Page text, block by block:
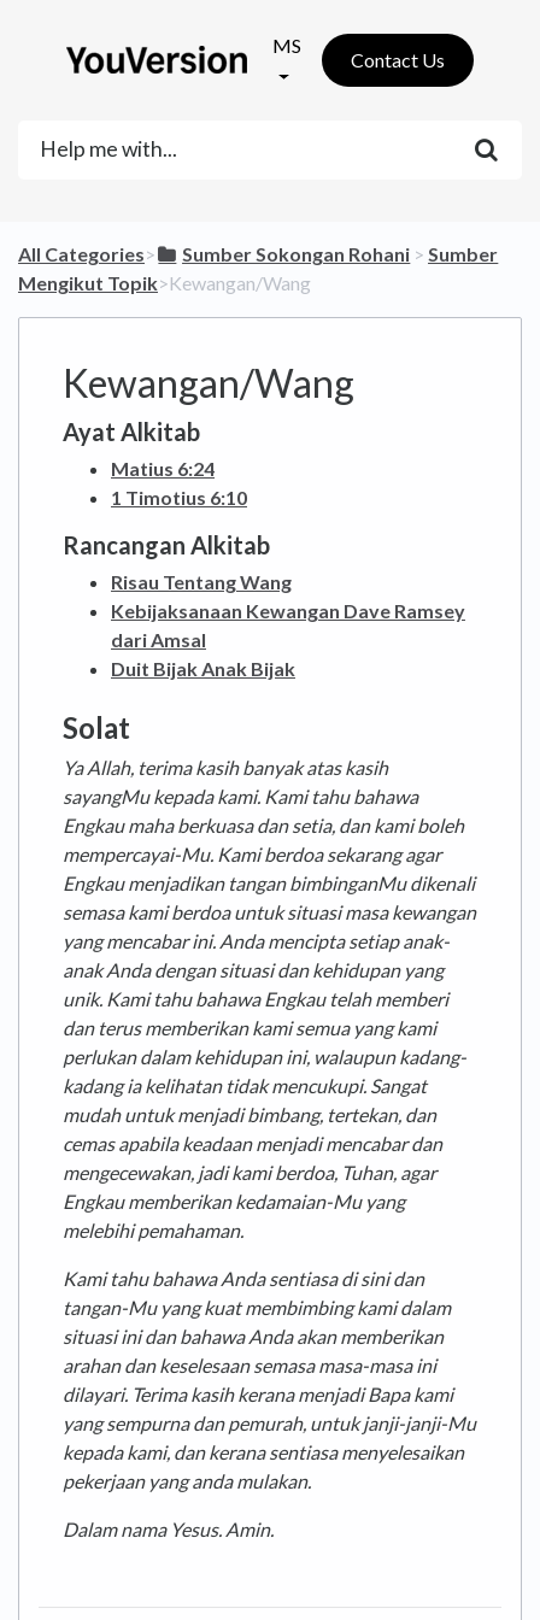
MS
Contact Us
All Categories​>​ ​Sumber Sokongan Rohani ​ > ​​Sumber
Mengikut Topik​>​ Kewangan/Wang
Kewangan/Wang
Ayat Alkitab
Matius 6:24
1 Timotius 6:10
Rancangan Alkitab
Risau Tentang Wang
Kebijaksanaan Kewangan Dave Ramsey
dari Amsal
Duit Bijak Anak Bijak
Solat
Ya Allah, terima kasih banyak atas kasih
sayangMu kepada kami. Kami tahu bahawa
Engkau maha berkuasa dan setia, dan kami boleh
mempercayai-Mu. Kami berdoa sekarang agar
Engkau menjadikan tangan bimbinganMu dikenali
semasa kami berdoa untuk situasi masa kewangan
yang mencabar ini. Anda mencipta setiap anak-
anak Anda dengan situasi dan kehidupan yang
unik. Kami tahu bahawa Engkau telah memberi
dan terus memberikan kami semua yang kami
perlukan dalam kehidupan ini, walaupun kadang-
kadang ia kelihatan tidak mencukupi. Sangat
mudah untuk menjadi bimbang, tertekan, dan
cemas apabila keadaan menjadi mencabar dan
mengecewakan, jadi kami berdoa, Tuhan, agar
Engkau memberikan kedamaian-Mu yang
melebihi pemahaman.
Kami tahu bahawa Anda sentiasa di sini dan
tangan-Mu yang kuat membimbing kami dalam
situasi ini dan bahawa Anda akan memberikan
arahan dan keselesaan semasa masa-masa ini
dilayari. Terima kasih kerana menjadi Bapa kami
yang sempurna dan pemurah, untuk janji-janji-Mu
kepada kami, dan kerana sentiasa menyelesaikan
pekerjaan yang anda mulakan.
Dalam nama Yesus. Amin.